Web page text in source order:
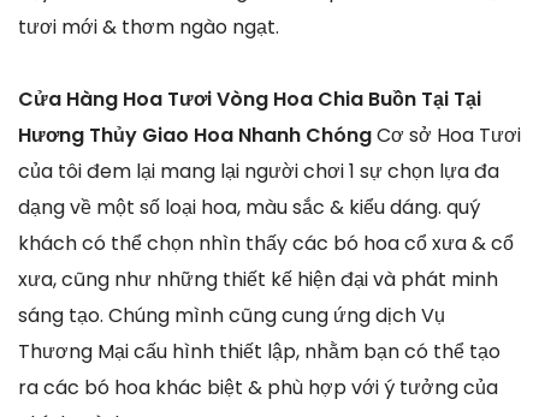
tươi mới & thơm ngào ngạt.
Cửa Hàng Hoa Tươi Vòng Hoa Chia Buồn Tại Tại
Hương Thủy Giao Hoa Nhanh ChóngCơ sở Hoa Tươi
của tôi đem lại mang lại người chơi 1 sự chọn lựa đa
dạng về một số loại hoa, màu sắc & kiểu dáng. quý
khách có thể chọn nhìn thấy các bó hoa cổ xưa & cổ
xưa, cũng như những thiết kế hiện đại và phát minh
sáng tạo. Chúng mình cũng cung ứng dịch Vụ
Thương Mại cấu hình thiết lập, nhằm bạn có thể tạo
ra các bó hoa khác biệt & phù hợp với ý tưởng của